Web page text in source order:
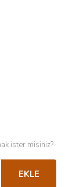
ister misiniz?
EKLE